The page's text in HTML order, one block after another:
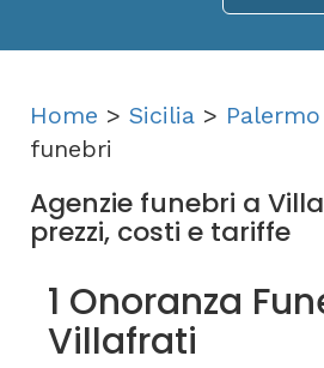
Home > Sicilia > Palermo
funebri
Agenzie funebri a
prezzi, costi e tariffe
1 Onoranza
Villafrati